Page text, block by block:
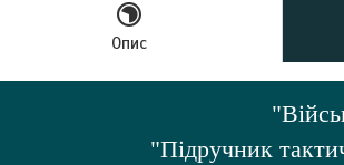
Опис
"Підручник